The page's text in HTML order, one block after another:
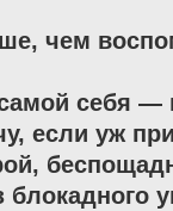
чем
себя —
если уж